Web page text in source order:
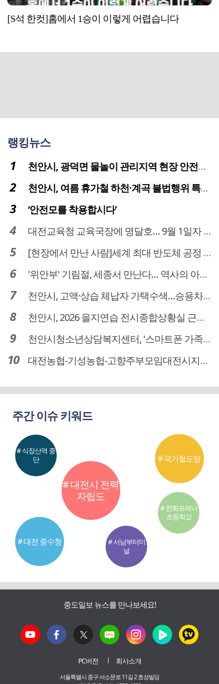
[S석 한컷]홈에서 1승이 이렇게 어렵습니다
랭킹뉴스
천안시, 광덕면 물놀이 관리지역 현장 안전점검 실시
천안시, 여름 휴가철 하천·계곡 불법행위 특별단속
‘안전모를 착용합시다’
대전교육청 교육국장에 명달호… 9월 1일자 181명 인사
[현장에서 만난 사람]세계 최대 반도체 공정 장비 제조 기업 ASML 한종호 매니저
'위안부' 기림절, 세종서 만난다… 역사의 아픔 치유, '평화의 장'
천안시, 고액·상습 체납자 가택수색…승용차 압류·공매 착수
천안시, 2026 을지연습 전시종합상황실 근무자 사전교육
천안시청소년상담복지센터, '스마트폰 가족치유캠프' 운영
대전농협-기성농헙-고향주부모임대전시지회, 이심점심 중식지원 봉사활동
주간 이슈 키워드
# 대전시 전력
자립도
# 대전 중수청
# 국가철도망
# 식장산역 중
단
# 서남부터미
널
# 한화포레나
초등학교
중도일보 뉴스를 만나보세요!
PC버전 회사소개
서울특별시 중구 서소문로 11길 2 효성빌딩